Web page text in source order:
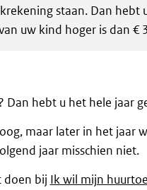
staan. Dan hebt
uw kind hoger is dan €
Dan hebt u het hele jaar
maar later in het jaar
jaar misschien niet.
doen bij Ik wil mijn